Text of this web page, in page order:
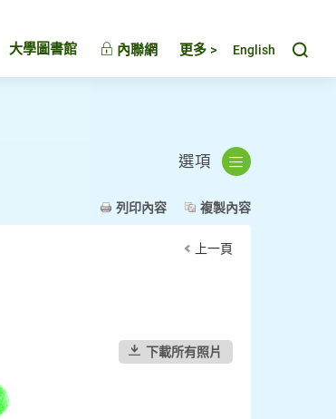
大學圖書館 內聯網 更多 > English
選項
列印內容 複製內容
上一頁
下載所有照片